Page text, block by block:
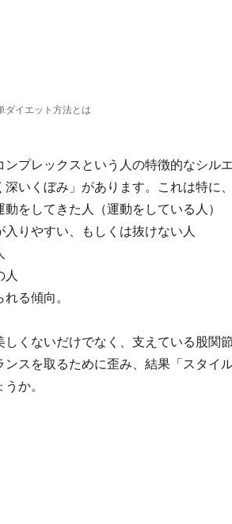
ダイエット方法とは
ンプレックスという人の特徴的なシル
深いくぼみ」があります。これは特に、
動をしてきた人（運動をしている人）
入りやすい、もしくは抜けない人
人
る傾向。
しくないだけでなく、支えている股関
ンスを取るために歪み、結果「スタイ
か。